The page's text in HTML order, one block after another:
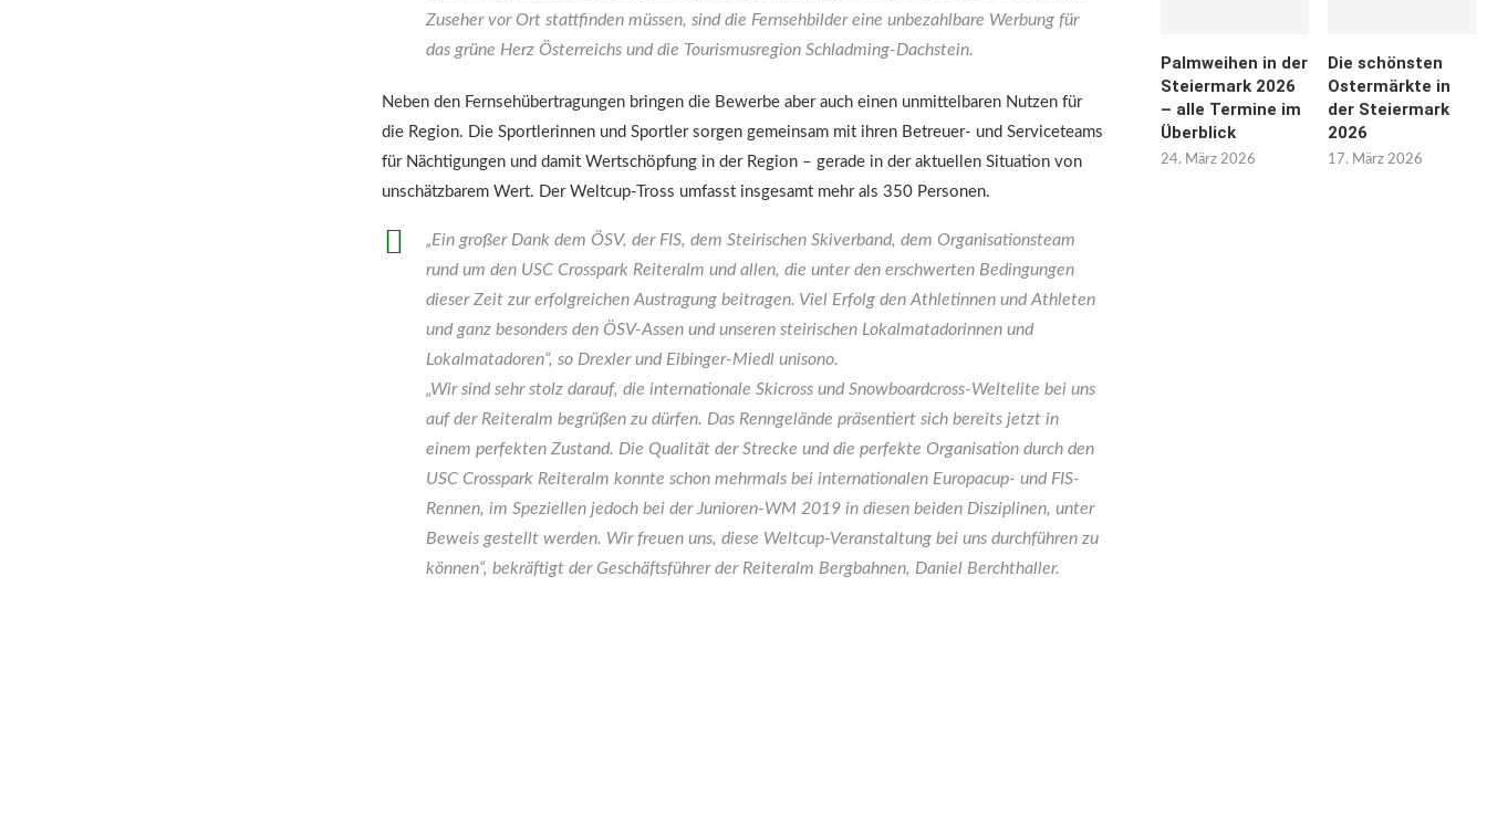
Zuseher vor Ort stattfinden müssen, sind die Fernsehbilder eine unbezahlbare Werbung für
das grüne Herz Österreichs und die Tourismusregion Schladming-Dachstein.
Neben den Fernsehübertragungen bringen die Bewerbe aber auch einen unmittelbaren Nutzen für
die Region. Die Sportlerinnen und Sportler sorgen gemeinsam mit ihren Betreuer- und Serviceteams
für Nächtigungen und damit Wertschöpfung in der Region – gerade in der aktuellen Situation von
unschätzbarem Wert. Der Weltcup-Tross umfasst insgesamt mehr als 350 Personen.
„Ein großer Dank dem ÖSV, der FIS, dem Steirischen Skiverband, dem Organisationsteam
rund um den USC Crosspark Reiteralm und allen, die unter den erschwerten Bedingungen
dieser Zeit zur erfolgreichen Austragung beitragen. Viel Erfolg den Athletinnen und Athleten
und ganz besonders den ÖSV-Assen und unseren steirischen Lokalmatadorinnen und
Lokalmatadoren“, so Drexler und Eibinger-Miedl unisono.
„Wir sind sehr stolz darauf, die internationale Skicross und Snowboardcross-Weltelite bei uns
auf der Reiteralm begrüßen zu dürfen. Das Renngelände präsentiert sich bereits jetzt in
einem perfekten Zustand. Die Qualität der Strecke und die perfekte Organisation durch den
USC Crosspark Reiteralm konnte schon mehrmals bei internationalen Europacup- und FIS-
Rennen, im Speziellen jedoch bei der Junioren-WM 2019 in diesen beiden Disziplinen, unter
Beweis gestellt werden. Wir freuen uns, diese Weltcup-Veranstaltung bei uns durchführen zu
können“, bekräftigt der Geschäftsführer der Reiteralm Bergbahnen, Daniel Berchthaller.
Palmweihen in der
Steiermark 2026
– alle Termine im
Überblick
24. März 2026
Die schönsten
Ostermärkte in
der Steiermark
2026
17. März 2026